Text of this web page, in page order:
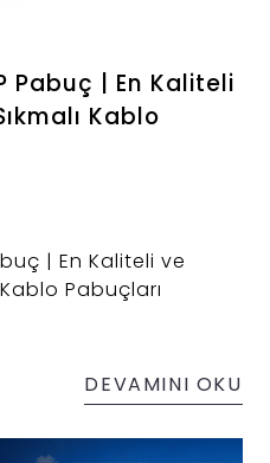
Pabuç | En Kaliteli
Kablo
| En Kaliteli ve
Kablo Pabuçları
DEVAMINI OKU